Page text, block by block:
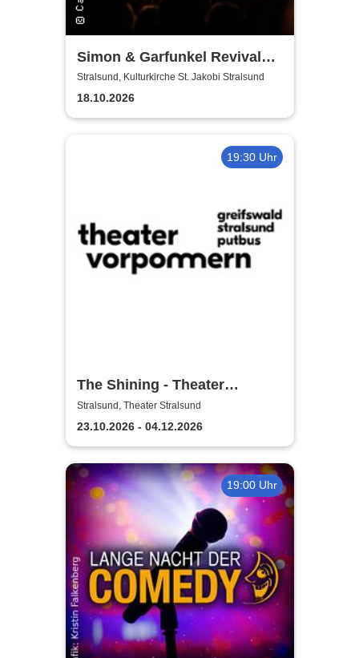
Simon & Garfunkel Revival
Band
Stralsund, Kulturkirche St. Jakobi Stralsund
18.10.2026
19:30 Uhr
The Shining - Theater
Vorpommern
Stralsund, Theater Stralsund
23.10.2026 - 04.12.2026
19:00 Uhr